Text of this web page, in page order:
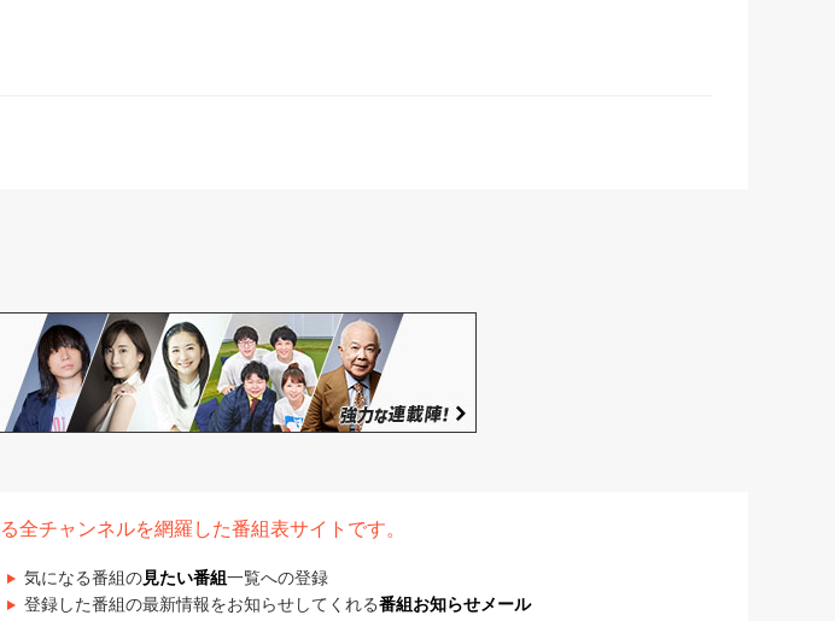
全チャンネルを網羅した番組表サイトです。
気になる番組の見たい番組 一覧への登録
登録した番組の最新情報をお知らせしてくれる番組お知らせメール